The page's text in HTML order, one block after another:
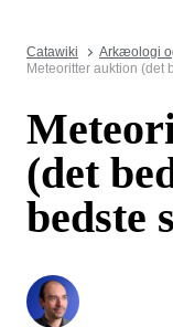
Catawiki Arkæologi
Meteoritter auktion (det
(det
bedste